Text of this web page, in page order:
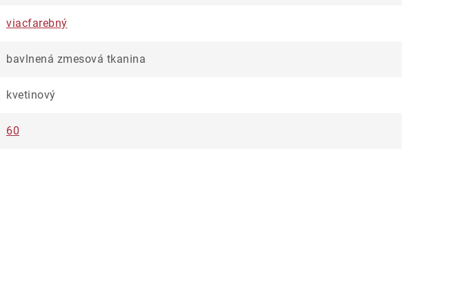
viacfarebný
bavlnená zmesová tkanina
kvetinový
60